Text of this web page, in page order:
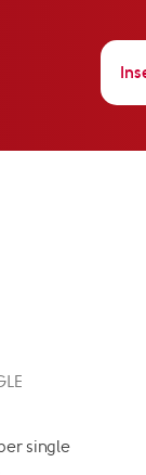
single